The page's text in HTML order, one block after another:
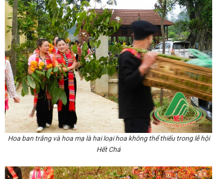
Hoa ban trắng và hoa mạ là hai loại hoa không thể thiếu trong lễ hội
Hết Chá